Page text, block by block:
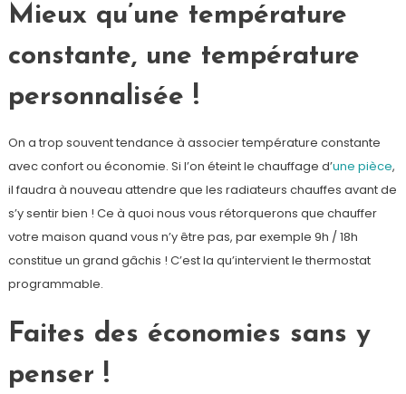
Mieux qu’une température
constante, une température
personnalisée !
On a trop souvent tendance à associer température constante
avec confort ou économie. Si l’on éteint le chauffage d’une pièce,
il faudra à nouveau attendre que les radiateurs chauffes avant de
s’y sentir bien ! Ce à quoi nous vous rétorquerons que chauffer
votre maison quand vous n’y être pas, par exemple 9h / 18h
constitue un grand gâchis ! C’est la qu’intervient le thermostat
programmable.
Faites des économies sans y
penser !